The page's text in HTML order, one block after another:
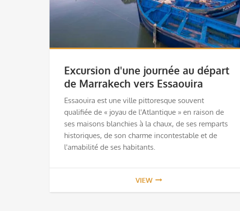
Excursion d'une journée au départ
de Marrakech vers Essaouira
Essaouira est une ville pittoresque souvent
qualifiée de « joyau de l'Atlantique » en raison de
ses maisons blanchies à la chaux, de ses remparts
historiques, de son charme incontestable et de
l'amabilité de ses habitants.
VIEW